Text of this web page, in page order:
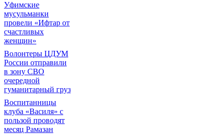
Уфимские
мусульманки
провели «Ифтар от
счастливых
женщин»
Волонтеры ЦДУМ
России отправили
в зону СВО
очередной
гуманитарный груз
Воспитанницы
клуба «Василя» с
пользой проводят
месяц Рамазан